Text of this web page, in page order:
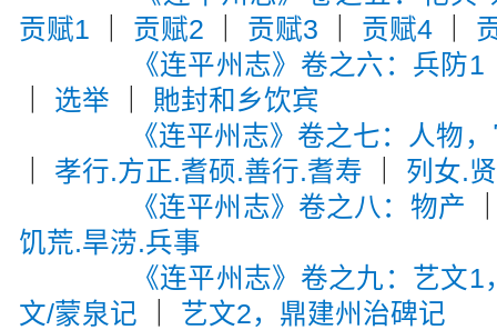
贡赋1
贡赋2 贡赋3 贡赋4
《连平州志》卷之六：兵防1
选举
貤封和乡饮宾
《连平州志》卷之七：人物
孝行.方正.耆硕.善行.耆寿
列女.
《连平州志》卷之八：物产
饥荒.旱涝.兵事
《连平州志》卷之九：艺文
文/蒙泉记
艺文2，鼎建州治碑记